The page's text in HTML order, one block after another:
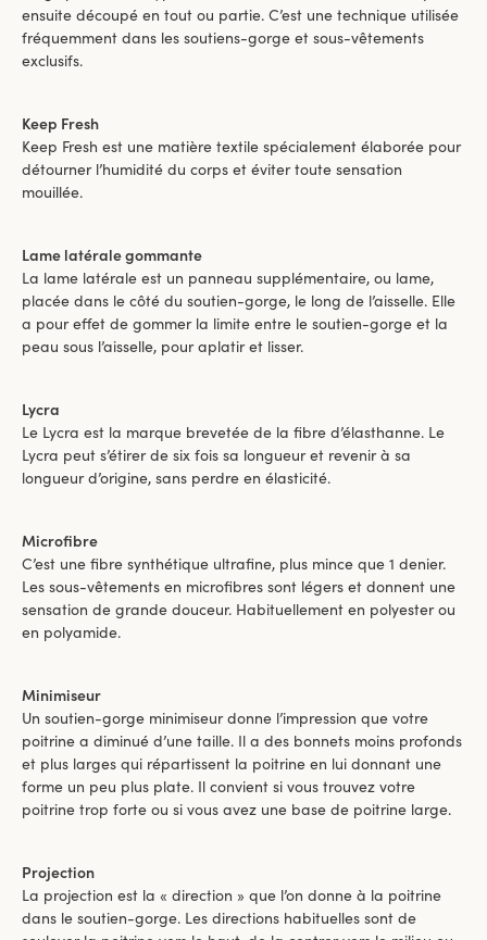
ensuite découpé en tout ou partie. C’est une technique utilisée
fréquemment dans les soutiens-gorge et sous-vêtements
exclusifs.
Keep Fresh
Keep Fresh est une matière textile spécialement élaborée pour
détourner l’humidité du corps et éviter toute sensation
mouillée.
Lame latérale gommante
La lame latérale est un panneau supplémentaire, ou lame,
placée dans le côté du soutien-gorge, le long de l’aisselle. Elle
a pour effet de gommer la limite entre le soutien-gorge et la
peau sous l’aisselle, pour aplatir et lisser.
Lycra
Le Lycra est la marque brevetée de la fibre d’élasthanne. Le
Lycra peut s’étirer de six fois sa longueur et revenir à sa
longueur d’origine, sans perdre en élasticité.
Microfibre
C’est une fibre synthétique ultrafine, plus mince que 1 denier.
Les sous-vêtements en microfibres sont légers et donnent une
sensation de grande douceur. Habituellement en polyester ou
en polyamide.
Minimiseur
Un soutien-gorge minimiseur donne l’impression que votre
poitrine a diminué d’une taille. Il a des bonnets moins profonds
et plus larges qui répartissent la poitrine en lui donnant une
forme un peu plus plate. Il convient si vous trouvez votre
poitrine trop forte ou si vous avez une base de poitrine large.
Projection
La projection est la « direction » que l’on donne à la poitrine
dans le soutien-gorge. Les directions habituelles sont de